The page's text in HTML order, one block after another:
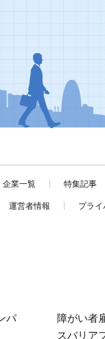
企業一覧 特集記事
運営者情報
プラ
パ
障がい者
スバリア